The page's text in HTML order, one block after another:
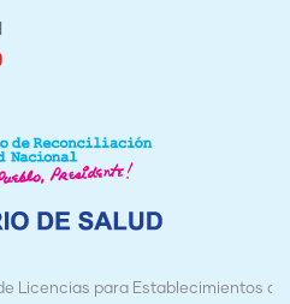
Establecimientos de Alimentos